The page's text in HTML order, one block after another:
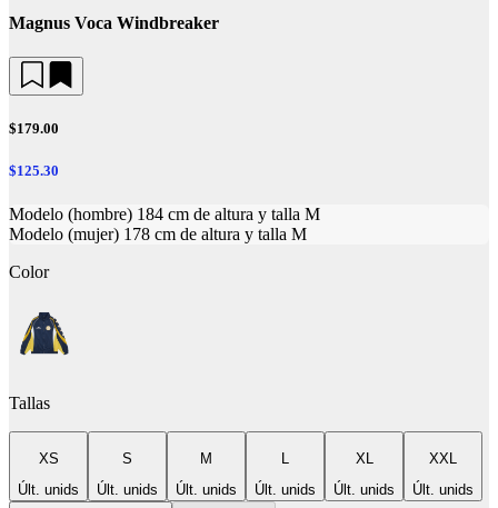
Magnus Voca Windbreaker
$179.00
$125.30
Modelo (hombre) 184 cm de altura y talla M
Modelo (mujer) 178 cm de altura y talla M
Color
Tallas
XS
Últ. unids
S
Últ. unids
M
Últ. unids
Últ. unids
XL
Últ. unids
XXL
Últ. unids